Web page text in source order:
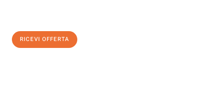
RICEVI OFFERTA